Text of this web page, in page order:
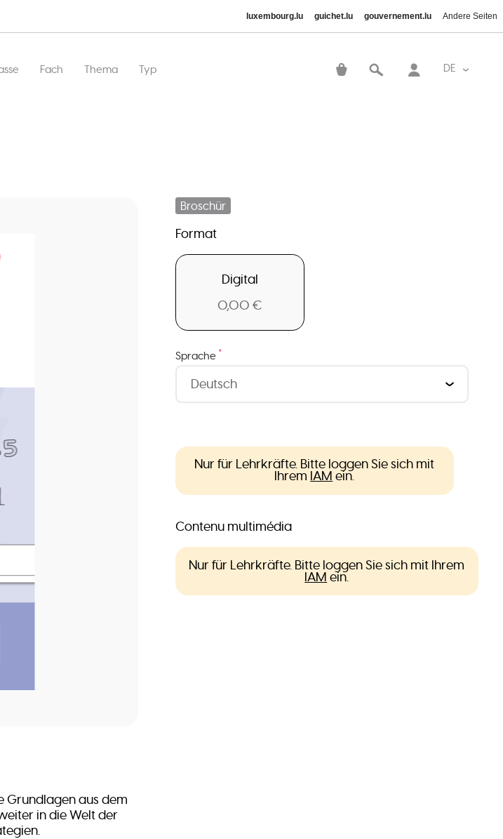
luxembourg.lu guichet.lu gouvernement.lu Andere Seiten
Fach Thema Typ DE Weitere
Grundlagen aus dem
in die Welt der
Broschür
Format
Digital
0,00 €
Sprache *
Nur für Lehrkräfte. Bitte loggen Sie sich mit
Ihrem IAM ein.
Contenu multimédia
Nur für Lehrkräfte. Bitte loggen Sie sich mit Ihrem
IAM ein.